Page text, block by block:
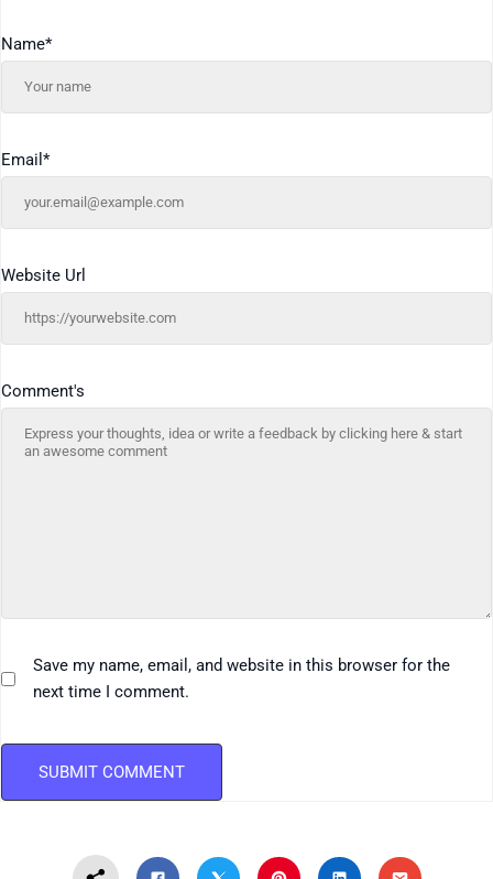
Comment's
Name*
Email *
Website Url
Save my name, email, and website in this browser for the
next time I comment.